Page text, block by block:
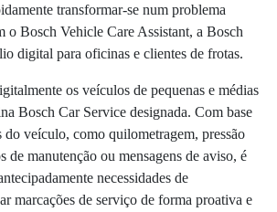
transformar-se num problema
o Bosch Vehicle Care Assistant, a Bosch
digital para oficinas e clientes de frotas.
os veículos de pequenas e médias
Bosch Car Service designada. Com base
do veículo, como quilometragem, pressão
de manutenção ou mensagens de aviso, é
necessidades de
marcações de serviço de forma proativa e